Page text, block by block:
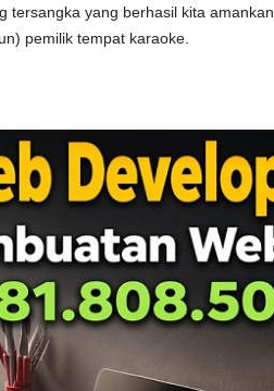
tersangka yang berhasil kita amankan
pemilik tempat karaoke.